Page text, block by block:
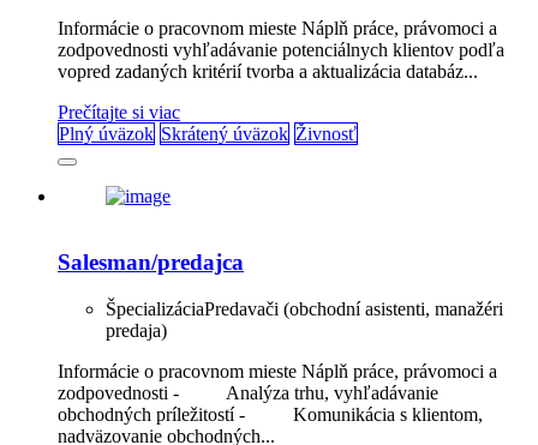
Informácie o pracovnom mieste Náplň práce, právomoci a
zodpovednosti vyhľadávanie potenciálnych klientov podľa
vopred zadaných kritérií tvorba a aktualizácia databáz...
Prečítajte si viac
Plný úväzok Skrátený úväzok Živnosť
Salesman/predajca
ŠpecializáciaPredavači (obchodní asistenti, manažéri
predaja)
Informácie o pracovnom mieste Náplň práce, právomoci a
zodpovednosti - Analýza trhu, vyhľadávanie
obchodných príležitostí - Komunikácia s klientom,
nadväzovanie obchodných...